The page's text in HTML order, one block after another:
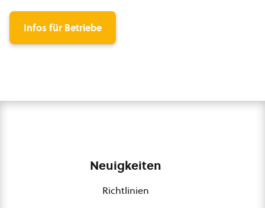
Infos für Betriebe
Neuigkeiten
Richtlinien